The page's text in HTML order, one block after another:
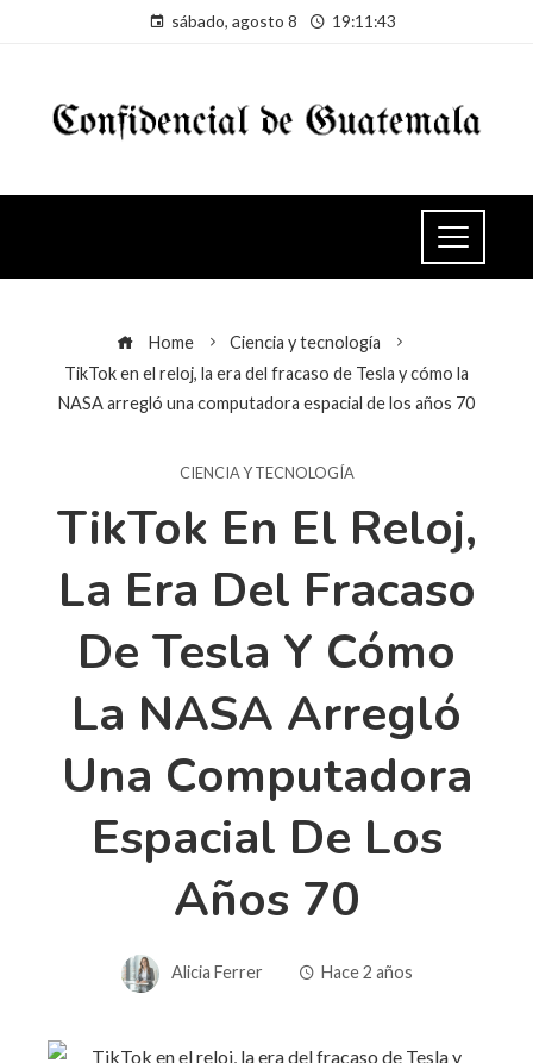
sábado, agosto 8 19:11:43
Home
Ciencia y tecnología
TikTok en el reloj, la era del fracaso de Tesla y cómo la
NASA arregló una computadora espacial de los años 70
CIENCIA Y TECNOLOGÍA
TikTok En El Reloj,
La Era Del Fracaso
De Tesla Y Cómo
La NASA Arregló
Una Computadora
Espacial De Los
Años 70
Alicia Ferrer Hace 2 años